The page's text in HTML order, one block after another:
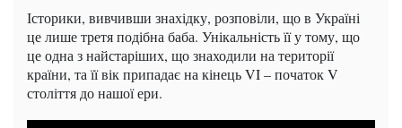
Історики, вивчивши знахідку, розповіли, що в Україні
це лише третя подібна баба. Унікальність її у тому, що
це одна з найстаріших, що знаходили на території
країни, та її вік припадає на кінець VI – початок V
століття до нашої ери.